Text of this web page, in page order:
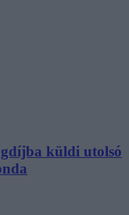
küldi utolsó